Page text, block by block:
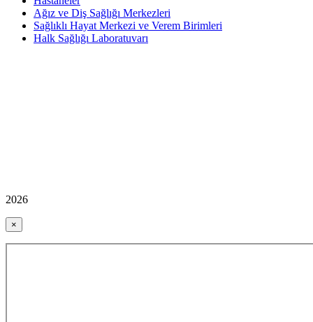
Ağız ve Diş Sağlığı Merkezleri
Sağlıklı Hayat Merkezi ve Verem Birimleri
Halk Sağlığı Laboratuvarı
2026
×